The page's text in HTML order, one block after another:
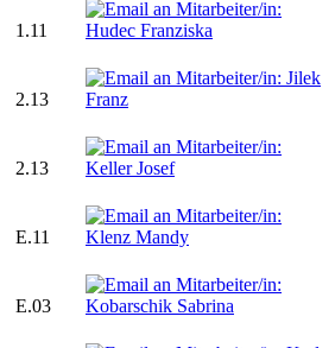
1.11
2.13
2.13
E.11
E.03